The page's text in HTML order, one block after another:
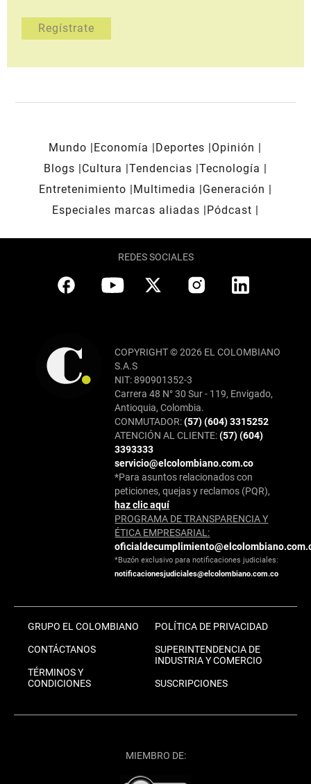
Mundo Economía Deportes
Opinión
Blogs
Cultura Tendencias Tecnología
Entretenimiento
Multimedia
Generación
Especiales marcas aliadas
Pódcast
REDES SOCIALES
COPYRIGHT © 2026 EL COLOMBIANO
S.A.S
NIT: 890901352-3
Carrera 48 N° 30 Sur - 119, Envigado,
Antioquia, Colombia.
CONMUTADOR:(57) (604) 3315252
ATENCIÓN AL CLIENTE:(57) (604)
3393333
servicio@elcolombiano.com.co
*Para asuntos relacionados con
peticiones, quejas y reclamos (PQR),
haz clic aquí
PROGRAMA DE TRANSPARENCIA Y
ÉTICA EMPRESARIAL:
*Buzón exclusivo para notificaciones judiciales:
notificacionesjudiciales@elcolombiano.com.co
GRUPO EL COLOMBIANO
CONTÁCTANOS
TÉRMINOS Y
CONDICIONES
POLÍTICA DE PRIVACIDAD
SUPERINTENDENCIA DE
INDUSTRIA Y COMERCIO
SUSCRIPCIONES
MIEMBRO DE: